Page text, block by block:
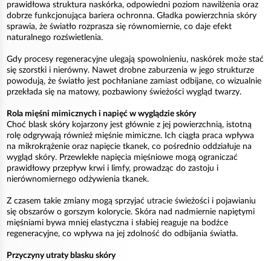
prawidłowa struktura naskórka, odpowiedni poziom nawilżenia oraz
dobrze funkcjonująca bariera ochronna. Gładka powierzchnia skóry
sprawia, że światło rozprasza się równomiernie, co daje efekt
naturalnego rozświetlenia.
Gdy procesy regeneracyjne ulegają spowolnieniu, naskórek może stać
się szorstki i nierówny. Nawet drobne zaburzenia w jego strukturze
powodują, że światło jest pochłaniane zamiast odbijane, co wizualnie
przekłada się na matowy, pozbawiony świeżości wygląd twarzy.
Rola mięśni mimicznych i napięć w wyglądzie skóry
Choć blask skóry kojarzony jest głównie z jej powierzchnią, istotną
rolę odgrywają również mięśnie mimiczne. Ich ciągła praca wpływa
na mikrokrążenie oraz napięcie tkanek, co pośrednio oddziałuje na
wygląd skóry. Przewlekłe napięcia mięśniowe mogą ograniczać
prawidłowy przepływ krwi i limfy, prowadząc do zastoju i
nierównomiernego odżywienia tkanek.
Z czasem takie zmiany mogą sprzyjać utracie świeżości i pojawianiu
się obszarów o gorszym kolorycie. Skóra nad nadmiernie napiętymi
mięśniami bywa mniej elastyczna i słabiej reaguje na bodźce
regeneracyjne, co wpływa na jej zdolność do odbijania światła.
Przyczyny utraty blasku skóry